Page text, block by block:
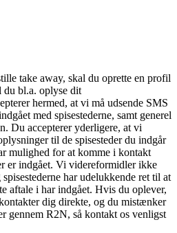
take away, skal du oprette en profil
du bl.a. oplyse dit
hermed, at vi må udsende SMS
med spisestederne, samt generel
Du accepterer yderligere, at vi
til de spisesteder du indgår
mulighed for at komme i kontakt
er indgået. Vi videreformidler ikke
har udelukkende ret til at
aftale i har indgået. Hvis du oplever,
dig direkte, og du mistænker
gennem R2N, så kontakt os venligst